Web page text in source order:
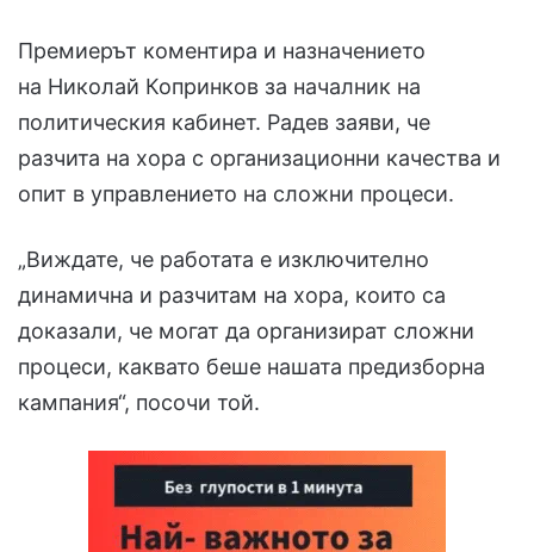
Премиерът коментира и назначението
на Николай Копринков за началник на
политическия кабинет. Радев заяви, че
разчита на хора с организационни качества и
опит в управлението на сложни процеси.
„Виждате, че работата е изключително
динамична и разчитам на хора, които са
доказали, че могат да организират сложни
процеси, каквато беше нашата предизборна
кампания“, посочи той.